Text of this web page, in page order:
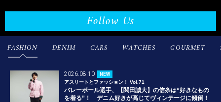
Follow Us
FASHION DENIM CARS WATCHES GOURMET
2026.08.10
NEW
アスリートとファッション！ Vol.71
バレーボール選手、【関田誠大】の信条は“好きなもの
を着る”！ デニム好きが高じてヴィンテージに傾倒！